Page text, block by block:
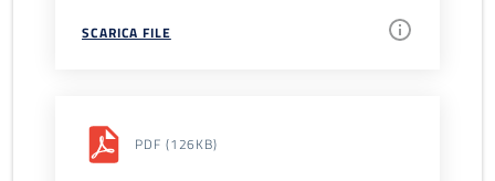
SCARICA FILE
PDF (126KB)